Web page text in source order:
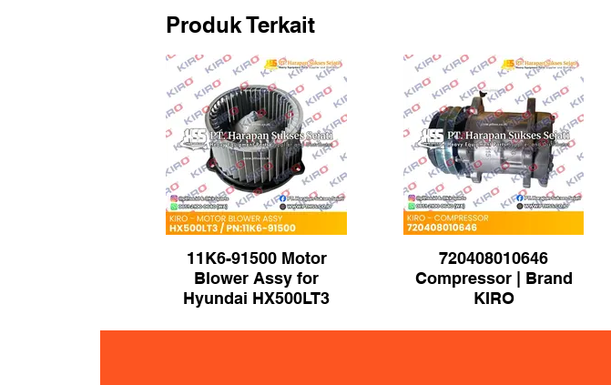
Produk Terkait
11K6-91500 Motor
Blower Assy for
Hyundai HX500LT3
720408010646
Compressor | Brand
KIRO